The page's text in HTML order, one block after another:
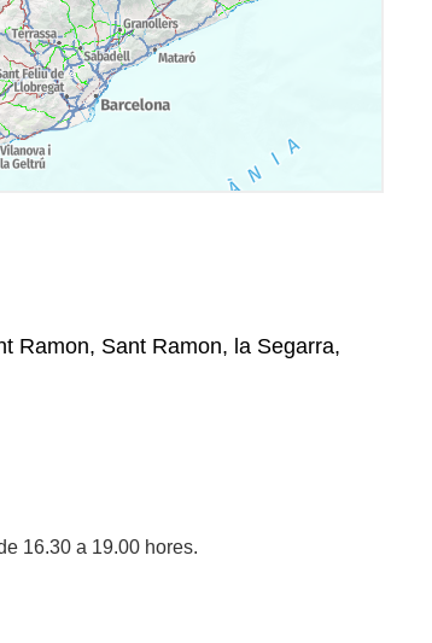
Ramon, Sant Ramon, la Segarra,
16.30 a 19.00 hores.